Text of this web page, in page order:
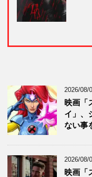
2026/08/
映画「
イ」、
ない事
2026/08/
映画「